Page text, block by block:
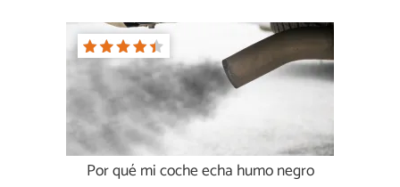
Por qué mi coche echa humo negro